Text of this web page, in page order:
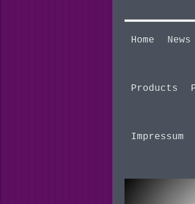
Home News
Products
Impressum